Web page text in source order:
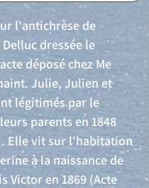
l'antichrèse de
dressée le
déposé chez Me
Julie, Julien et
légitimés par le
parents en 1848
Elle vit sur l'habitation
à la naissance de
Victor en 1869 (Acte